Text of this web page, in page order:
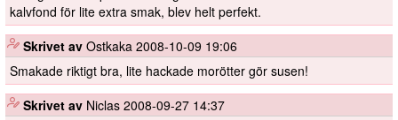
kalvfond för lite extra smak, blev helt perfekt.
Skrivet av Ostkaka 2008-10-09 19:06
Smakade riktigt bra, lite hackade morötter gör susen!
Skrivet av Niclas 2008-09-27 14:37